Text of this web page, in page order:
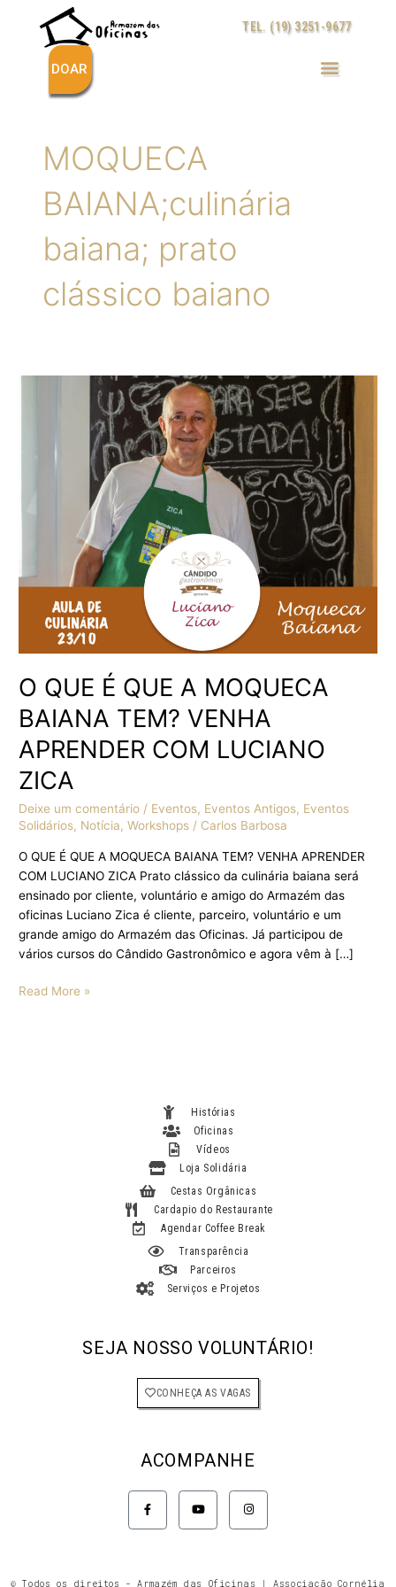
conteúdo
TEL. (19) 3251-9677
DOAR
MOQUECA
BAIANA;culinária
baiana; prato
clássico baiano
O QUE É QUE A MOQUECA
BAIANA TEM? VENHA
APRENDER COM LUCIANO
ZICA
Deixe um comentário / Eventos, Eventos Antigos, Eventos
Solidários, Notícia,Workshops / Carlos Barbosa
O QUE É QUE A MOQUECA BAIANA TEM? VENHA APRENDER
COM LUCIANO ZICA Prato clássico da culinária baiana será
ensinado por cliente, voluntário e amigo do Armazém das
oficinas Luciano Zica é cliente, parceiro, voluntário e um
grande amigo do Armazém das Oficinas. Já participou de
vários cursos do Cândido Gastronômico e agora vêm à […]
APRENDER
COM
LUCIANO
ZICA
Read More »
Histórias
Oficinas
Vídeos
Loja Solidária
Cestas Orgânicas
Cardapio do Restaurante
Agendar Coffee Break
Transparência
Parceiros
Serviços e Projetos
SEJA NOSSO VOLUNTÁRIO!
CONHEÇA AS VAGAS
ACOMPANHE
F
a
c
e
Y
o
u
t
I
n
s
t
© Todos os direitos - Armazém das Oficinas | Associação Cornélia